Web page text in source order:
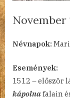
November
on
Névnapok:
Események:
1512 – először
kápolnafalain